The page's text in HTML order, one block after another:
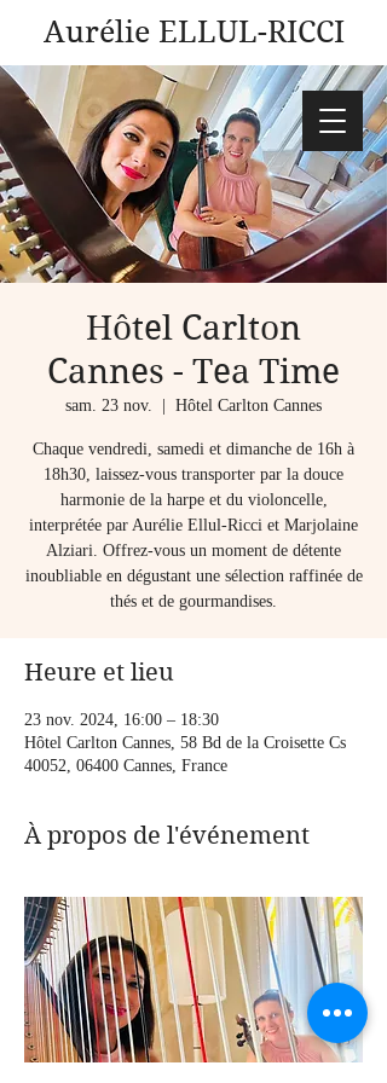
Aurélie ELLUL-RICCI
Hôtel Carlton
Cannes - Tea Time
sam. 23 nov. Hôtel Carlton Cannes
Chaque vendredi, samedi et dimanche de 16h à
18h30, laissez-vous transporter par la douce
harmonie de la harpe et du violoncelle,
interprétée par Aurélie Ellul-Ricci et Marjolaine
Alziari. Offrez-vous un moment de détente
inoubliable en dégustant une sélection raffinée de
thés et de gourmandises.
Heure et lieu
23 nov. 2024, 16:00 – 18:30
Hôtel Carlton Cannes, 58 Bd de la Croisette Cs
40052, 06400 Cannes, France
À propos de l'événement